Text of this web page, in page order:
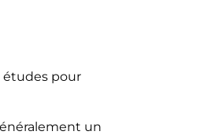
études pour
un